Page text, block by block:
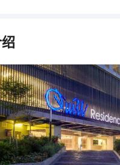
务
务
务
换服务